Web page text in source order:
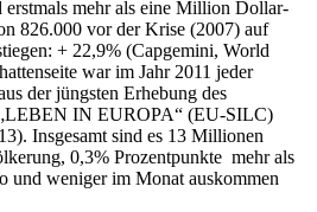
erstmals mehr als eine Million Dollar-
826.000 vor der Krise (2007) auf
+ 22,9% (Capgemini, World
war im Jahr 2011 jeder
der jüngsten Erhebung des
„LEBEN IN EUROPA“ (EU-SILC)
Insgesamt sind es 13 Millionen
0,3% Prozentpunkte mehr als
und weniger im Monat auskommen